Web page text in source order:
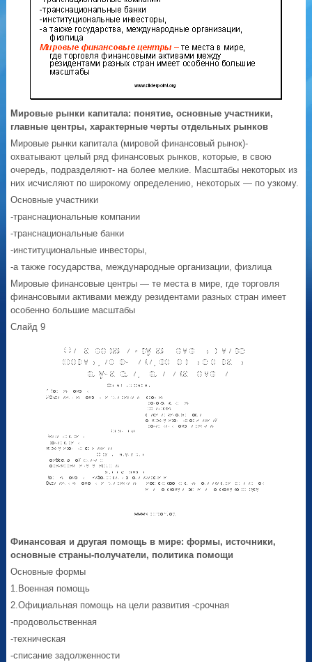
Мировые рынки капитала: понятие, основные участники,
главные центры, характерные черты отдельных рынков
Мировые рынки капитала (мировой финансовый рынок)-
охватывают целый ряд финансовых рынков, которые, в свою
очередь, подразделяют- на более мелкие. Масштабы некоторых из
них исчисляют по широкому определению, некоторых — по узкому.
Основные участники
-транснациональные компании
-транснациональные банки
-институциональные инвесторы,
-а также государства, международные организации, физлица
Мировые финансовые центры — те места в мире, где торговля
финансовыми активами между резидентами разных стран имеет
особенно большие масштабы
Слайд 9
Финансовая и другая помощь в мире: формы, источники,
основные страны-получатели, политика помощи
Основные формы
1.Военная помощь
2.Официальная помощь на цели развития -срочная
-продовольственная
-техническая
-списание задолженности